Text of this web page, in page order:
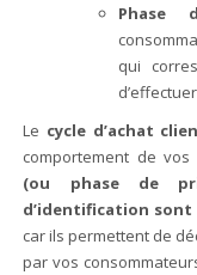
Phase
qui
Le cycle d’achat
comportement de vos
(ou phase de
d’identification
car ils permettent de
par vos